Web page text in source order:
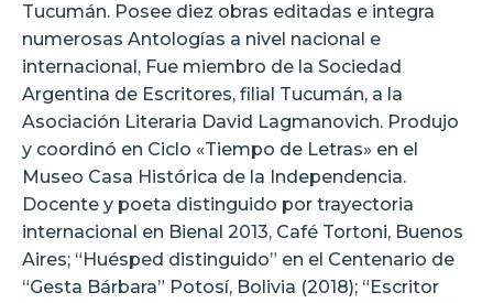
Tucumán. Posee diez obras editadas e integra
numerosas Antologías a nivel nacional e
internacional, Fue miembro de la Sociedad
Argentina de Escritores, filial Tucumán, a la
Asociación Literaria David Lagmanovich. Produjo
y coordinó en Ciclo «Tiempo de Letras» en el
Museo Casa Histórica de la Independencia.
Docente y poeta distinguido por trayectoria
internacional en Bienal 2013, Café Tortoni, Buenos
Aires; “Huésped distinguido” en el Centenario de
“Gesta Bárbara” Potosí, Bolivia (2018); “Escritor